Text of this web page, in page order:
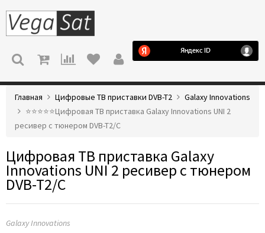
МЕНЮ
Главная Цифровые ТВ приставки DVB-T2
Galaxy Innovations
⭐️⭐️⭐️⭐️⭐️Цифровая ТВ приставка Galaxy Innovations UNI 2
ресивер с тюнером DVB-T2/C
Цифровая ТВ приставка Galaxy
Innovations UNI 2 ресивер с тюнером
DVB-T2/C
Galaxy Innovations